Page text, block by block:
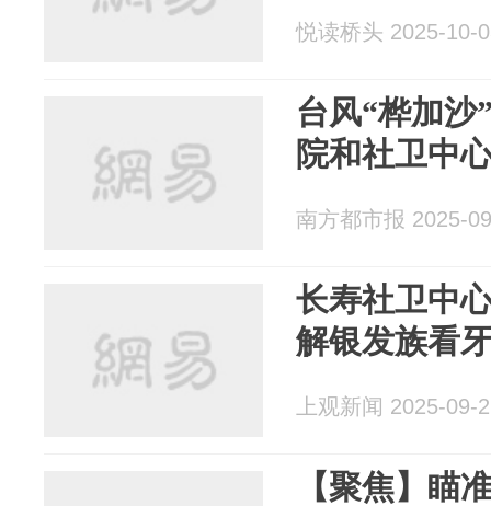
悦读桥头 2025-10-
台风“桦加沙
院和社卫中
南方都市报 2025-
长寿社卫中
解银发族看
上观新闻 2025-09-
【聚焦】瞄